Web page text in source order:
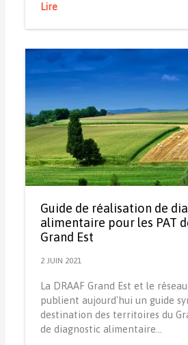
Lire
Guide de réalisation de
alimentaire pour les PAT
Grand Est
2 JUIN 2021
La DRAAF Grand Est et le réseau
publient aujourd'hui un guide
destination des territoires du
de diagnostic alimentaire…